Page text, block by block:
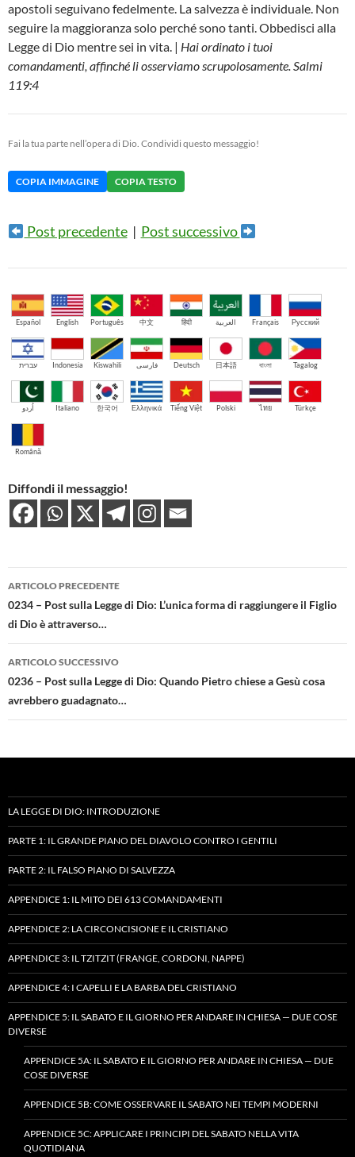
apostoli seguivano fedelmente. La salvezza è individuale. Non
seguire la maggioranza solo perché sono tanti. Obbedisci alla
Legge di Dio mentre sei in vita. | Hai ordinato i tuoi
comandamenti, affinché li osserviamo scrupolosamente. Salmi
119:4
Fai la tua parte nell’opera di Dio. Condividi questo messaggio!
COPIA IMMAGINE COPIA TESTO
Post precedente| Post successivo
Español English Português 中文 हिंदी العربية Français Русский
עברית Indonesia Kiswahili فارسی Deutsch 日本語 বাংলা Tagalog
اُردو Italiano 한국어 Ελληνικά Tiếng Việt Polski ไทย Türkçe
Română
Diffondi il messaggio!
Navigazione
articolo
ARTICOLO PRECEDENTE
0234 – Post sulla Legge di Dio: L’unica forma di raggiungere il Figlio
di Dio è attraverso…
ARTICOLO SUCCESSIVO
0236 – Post sulla Legge di Dio: Quando Pietro chiese a Gesù cosa
avrebbero guadagnato…
LA LEGGE DI DIO: INTRODUZIONE
PARTE 1: IL GRANDE PIANO DEL DIAVOLO CONTRO I GENTILI
PARTE 2: IL FALSO PIANO DI SALVEZZA
APPENDICE 1: IL MITO DEI 613 COMANDAMENTI
APPENDICE 2: LA CIRCONCISIONE E IL CRISTIANO
APPENDICE 3: IL TZITZIT (FRANGE, CORDONI, NAPPE)
APPENDICE 4: I CAPELLI E LA BARBA DEL CRISTIANO
APPENDICE 5: IL SABATO E IL GIORNO PER ANDARE IN CHIESA — DUE COSE
DIVERSE
APPENDICE 5A: IL SABATO E IL GIORNO PER ANDARE IN CHIESA — DUE
COSE DIVERSE
APPENDICE 5B: COME OSSERVARE IL SABATO NEI TEMPI MODERNI
APPENDICE 5C: APPLICARE I PRINCIPI DEL SABATO NELLA VITA
QUOTIDIANA